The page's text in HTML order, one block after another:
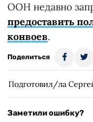
ООН недавно
предоставить
конвоев.
Поделиться
Подготовил/ла
Заметили ошибку?